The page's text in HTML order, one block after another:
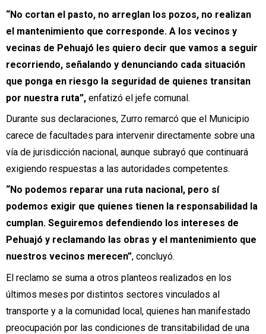
“No cortan el pasto, no arreglan los pozos, no realizan
el mantenimiento que corresponde. A los vecinos y
vecinas de Pehuajó les quiero decir que vamos a seguir
recorriendo, señalando y denunciando cada situación
que ponga en riesgo la seguridad de quienes transitan
por nuestra ruta”, enfatizó el jefe comunal.
Durante sus declaraciones, Zurro remarcó que el Municipio
carece de facultades para intervenir directamente sobre una
vía de jurisdicción nacional, aunque subrayó que continuará
exigiendo respuestas a las autoridades competentes.
“No podemos reparar una ruta nacional, pero sí
podemos exigir que quienes tienen la responsabilidad la
cumplan. Seguiremos defendiendo los intereses de
Pehuajó y reclamando las obras y el mantenimiento que
nuestros vecinos merecen”, concluyó.
El reclamo se suma a otros planteos realizados en los
últimos meses por distintos sectores vinculados al
transporte y a la comunidad local, quienes han manifestado
preocupación por las condiciones de transitabilidad de una